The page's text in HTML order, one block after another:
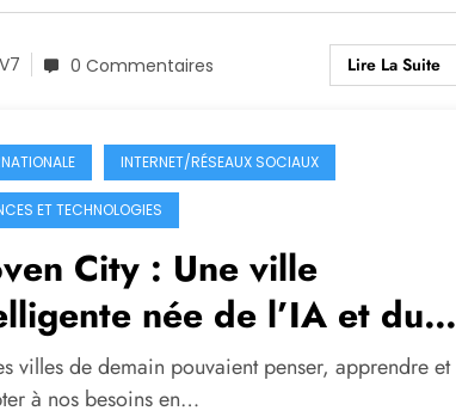
0 Commentaires Lire La Suite
INTERNET/RÉSEAUX SOCIAUX
ET TECHNOLOGIES
City : Une ville
née de l’IA et du
villes de demain pouvaient penser, apprendre et
à nos besoins en…